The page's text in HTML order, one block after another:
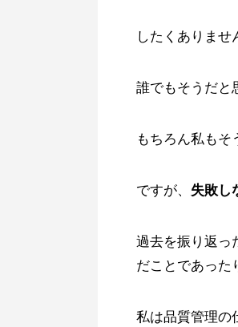
したくありませ
誰でもそうだと
もちろん私もそ
ですが、 失敗し
過去を振り返っ
だことであった
私は品質管理の